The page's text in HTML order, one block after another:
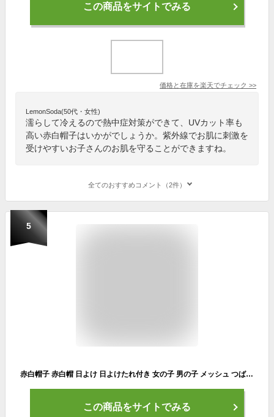
この商品をサイトでみる
価格と在庫を楽天でチェック >>
LemonSoda(50代・女性)
濡らして冷えるので熱中症対策ができて、UVカット率も
高い赤白帽子はいかがでしょうか。紫外線でお肌に刺激を
受けやすいお子さんのお肌を守ることができますね。
全てのおすすめコメント（2件）
5
赤白帽子 赤白帽 日よけ 日よけたれ付き 女の子 男の子 メッシュ つば付き M L アゴゴム付 子供 子供用 キッズ ジュニア 紅白帽 紅白帽子 体操帽子 男女兼用 園児 小学生 幼稚園 保育園 学校 体操 体育 運動 行動観察 SCH-HA12600 ゆうパケット対応
この商品をサイトでみる